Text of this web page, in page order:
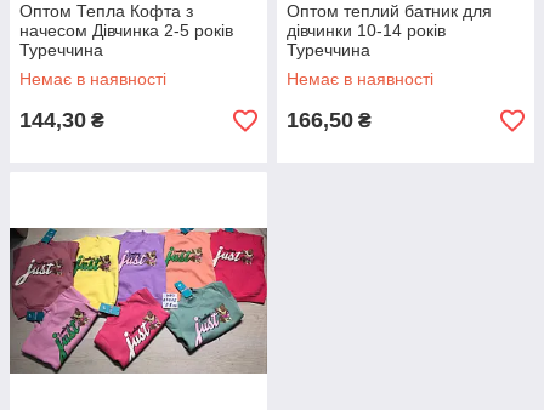
Оптом Тепла Кофта з
начесом Дівчинка 2-5 років
Туреччина
Немає в наявності
144,30 ₴
Оптом теплий батник для
дівчинки 10-14 років
Туреччина
Немає в наявності
166,50 ₴